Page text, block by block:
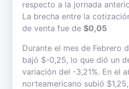
respecto a la jornada
La brecha entre la
de venta fue de $0,05
Durante el mes de Febrero
bajó $-0,25, lo que dió un
variación del -3,21%. En el
norteamericano subió